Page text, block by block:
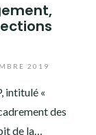
2019
intitulé «
des
de la…